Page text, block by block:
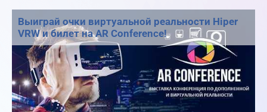
Выиграй очки виртуальной реальности Hiper
VRW и билет на AR Conference!